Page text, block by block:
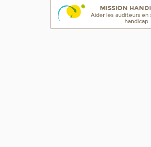
MISSION
Aider les auditeurs en
handicap